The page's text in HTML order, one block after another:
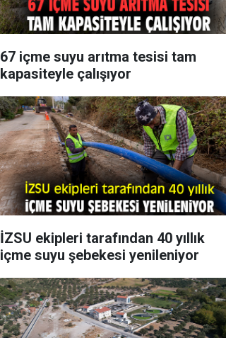
67 içme suyu arıtma tesisi tam
kapasiteyle çalışıyor
İZSU ekipleri tarafından 40 yıllık
içme suyu şebekesi yenileniyor